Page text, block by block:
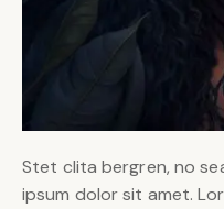
Stet clita bergren, no
ipsum dolor sit amet.